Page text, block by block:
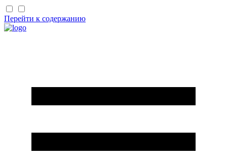
Перейти к содержанию